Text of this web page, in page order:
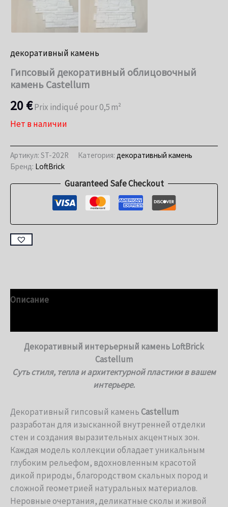
декоративный камень
Гипсовый декоративный облицовочный
камень Castellum
20€Prix indiqué pour 0,5 m²
Нет в наличии
Артикул: ST-202R Категория: декоративный камень
Бренд: LoftBrick
Guaranteed Safe Checkout
Описание
Декоративный интерьерный камень LoftBrick
Castellum
Суть стиля, тепла и архитектурной пластики в вашем
интерьере.
Декоративный гипсовый каменьCastellum
разработан для изысканной внутренней отделки
стен и создания выразительных акцентных зон.
Каждая модель коллекции обладает уникальным
глубоким рельефом, вдохновленным красотой
дикой природы, благородством скальных пород и
сложной геометрией натуральных материалов.
Неровные очертания, деликатные сколы и живой